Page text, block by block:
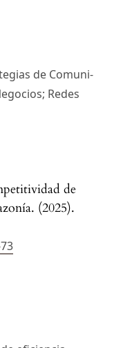
de Comuni-
Redes
de
(2025).